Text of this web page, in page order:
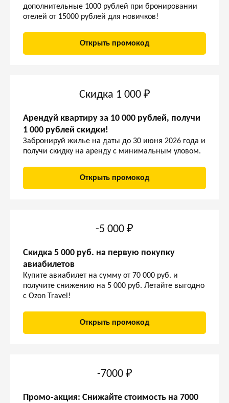
дополнительные 1000 рублей при бронировании
отелей от 15000 рублей для новичков!
Открыть промокод
Скидка 1 000 ₽
Арендуй квартиру за 10 000 рублей, получи
1 000 рублей скидки!
Забронируй жилье на даты до 30 июня 2026 года и
получи скидку на аренду с минимальным уловом.
Открыть промокод
-5 000 ₽
Скидка 5 000 руб. на первую покупку
авиабилетов
Купите авиабилет на сумму от 70 000 руб. и
получите снижению на 5 000 руб. Летайте выгодно
с Ozon Travel!
Открыть промокод
-7000 ₽
Промо-акция: Снижайте стоимость на 7000